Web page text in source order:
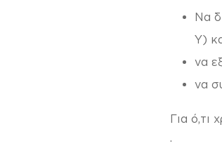
Να
Υ)
να
να
Για ό,τι
.